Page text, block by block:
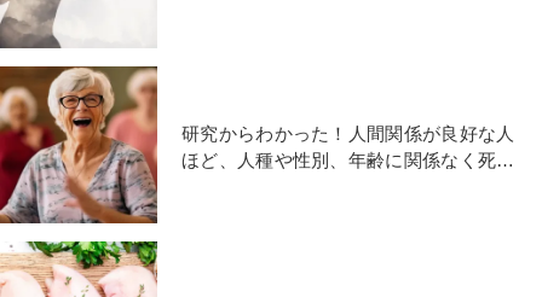
研究からわかった！人間関係が良好な人
ほど、人種や性別、年齢に関係なく死亡